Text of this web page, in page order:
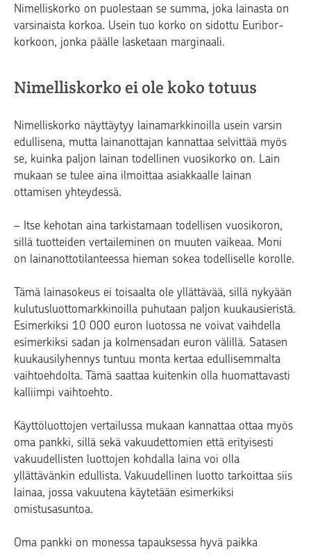
Nimelliskorko on puolestaan se summa, joka lainasta on
varsinaista korkoa. Usein tuo korko on sidottu Euribor-
korkoon, jonka päälle lasketaan marginaali.
Nimelliskorko ei ole koko totuus
Nimelliskorko näyttäytyy lainamarkkinoilla usein varsin
edullisena, mutta lainanottajan kannattaa selvittää myös
se, kuinka paljon lainan todellinen vuosikorko on. Lain
mukaan se tulee aina ilmoittaa asiakkaalle lainan
ottamisen yhteydessä.
– Itse kehotan aina tarkistamaan todellisen vuosikoron,
sillä tuotteiden vertaileminen on muuten vaikeaa. Moni
on lainanottotilanteessa hieman sokea todelliselle korolle.
Tämä lainasokeus ei toisaalta ole yllättävää, sillä nykyään
kulutusluottomarkkinoilla puhutaan paljon kuukausieristä.
Esimerkiksi 10 000 euron luotossa ne voivat vaihdella
esimerkiksi sadan ja kolmensadan euron välillä. Satasen
kuukausilyhennys tuntuu monta kertaa edullisemmalta
vaihtoehdolta. Tämä saattaa kuitenkin olla huomattavasti
kalliimpi vaihtoehto.
Käyttöluottojen vertailussa mukaan kannattaa ottaa myös
oma pankki, sillä sekä vakuudettomien että erityisesti
vakuudellisten luottojen kohdalla laina voi olla
yllättävänkin edullista. Vakuudellinen luotto tarkoittaa siis
lainaa, jossa vakuutena käytetään esimerkiksi
omistusasuntoa.
Oma pankki on monessa tapauksessa hyvä paikka